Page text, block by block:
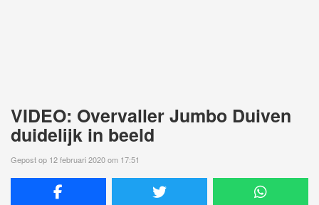
VIDEO: Overvaller Jumbo Duiven
duidelijk in beeld
Gepost op 12 februari 2020 om 17:51